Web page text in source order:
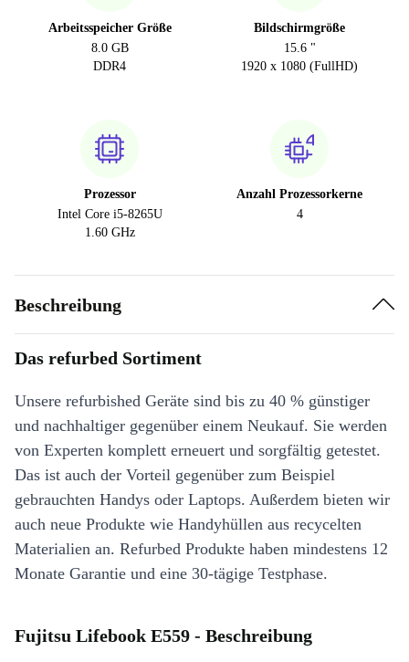
Arbeitsspeicher Größe
8.0 GB
DDR4
Bildschirmgröße
15.6 "
1920 x 1080 (FullHD)
Prozessor
Intel Core i5-8265U
1.60 GHz
Anzahl Prozessorkerne
4
Beschreibung
Das refurbed Sortiment
Unsere refurbished Geräte sind bis zu 40 % günstiger
und nachhaltiger gegenüber einem Neukauf. Sie werden
von Experten komplett erneuert und sorgfältig getestet.
Das ist auch der Vorteil gegenüber zum Beispiel
gebrauchten Handys oder Laptops. Außerdem bieten wir
auch neue Produkte wie Handyhüllen aus recycelten
Materialien an. Refurbed Produkte haben mindestens 12
Monate Garantie und eine 30-tägige Testphase.
Fujitsu Lifebook E559 - Beschreibung